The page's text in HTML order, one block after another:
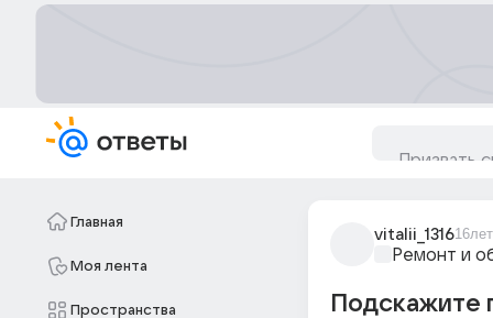
Главная
Моя лента
Пространства
vitalii_131616лет
Ремонт и
Подскажите